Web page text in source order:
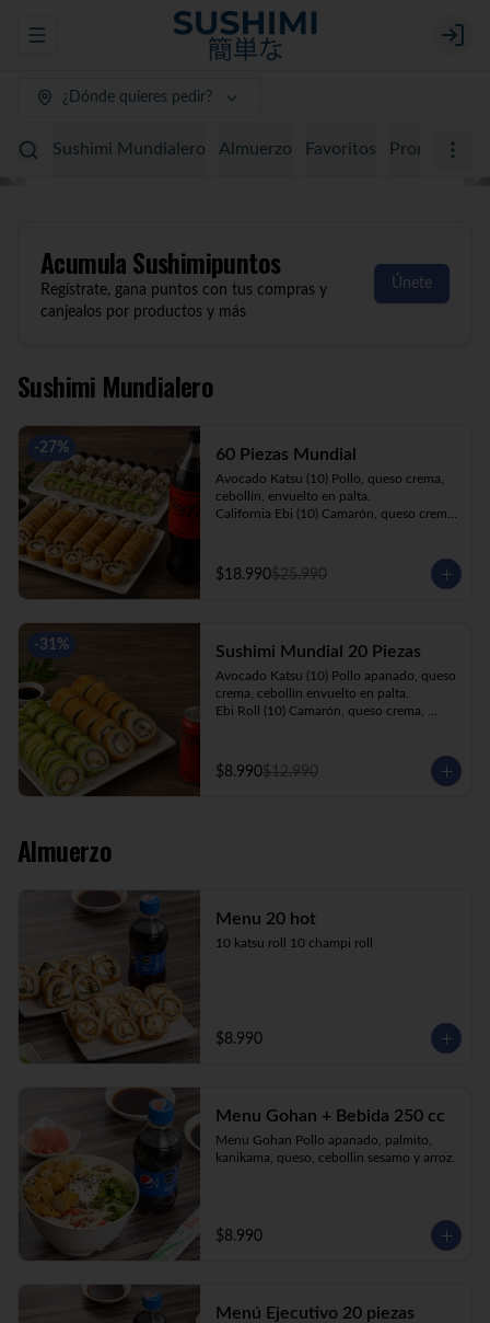
Abrir menu de navegación Login
¿Dónde quieres pedir?
Sushimi Mundialero Almuerzo Favoritos Promociones
AcumulaSushimipuntos
Regístrate, gana puntos con tus compras y
canjealos por productos y más
Únete
Sushimi Mundialero
-27% 60 Piezas Mundial
Avocado Katsu (10) Pollo, queso crema,
cebollín, envuelto en palta.
California Ebi (10) Camarón, queso crema,
crema, cebollín, envuelto en sésamo.
Katsu Roll (10) Pollo apanado, queso
Kani Maki (10) Kanikama, palta, envuelto
en nori.
+ Bebida 1.5lt.
$18.990$25.990
-31% Sushimi Mundial 20 Piezas
Avocado Katsu (10) Pollo apanado, queso
crema, cebollín envuelto en palta.
Ebi Roll (10) Camarón, queso crema,
$8.990$12.990
Almuerzo
Menu 20 hot
10 katsu roll 10 champi roll
$8.990
Menu Gohan + Bebida 250 cc
Menu Gohan Pollo apanado, palmito,
kanikama, queso, cebollin sesamo y arroz.
$8.990
Menú Ejecutivo 20 piezas